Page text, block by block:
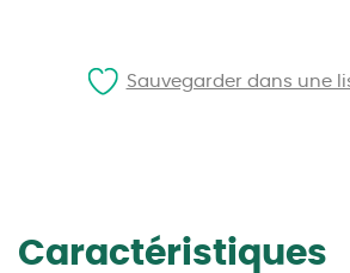
Caractéristiques
Sauvegarder dans une